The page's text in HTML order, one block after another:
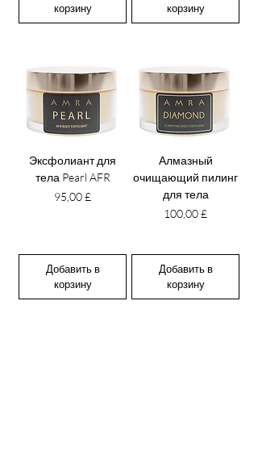
корзину
корзину
Эксфолиант для
тела Pearl AFR
Цена
95,00 £
Добавить в
корзину
Алмазный
очищающий пилинг
для тела
Цена
100,00 £
Добавить в
корзину